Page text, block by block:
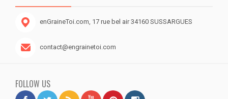
enGraineToi.com, 17 rue bel air 34160 SUSSARGUES
contact@engrainetoi.com
FOLLOW US